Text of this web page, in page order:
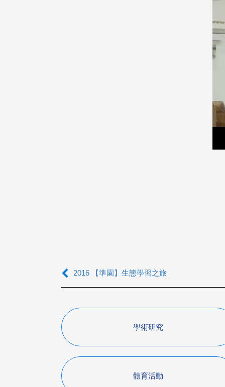
2016 【準園】生態學習之旅
學術研究
體育活動